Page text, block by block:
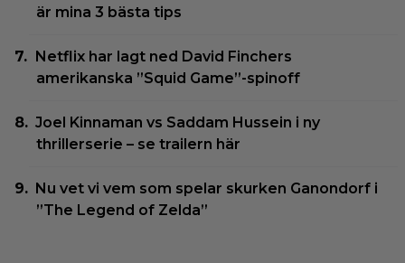
är mina 3 bästa tips
Netflix har lagt ned David Finchers
amerikanska ”Squid Game”-spinoff
Joel Kinnaman vs Saddam Hussein i ny
thrillerserie – se trailern här
Nu vet vi vem som spelar skurken Ganondorf i
”The Legend of Zelda”